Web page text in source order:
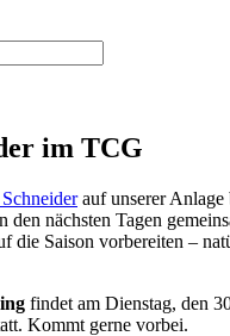
im TCG
auf unserer Anlage
nächsten Tagen
die Saison vorbereiten –
findet am Dienstag, den
Kommt gerne vorbei.